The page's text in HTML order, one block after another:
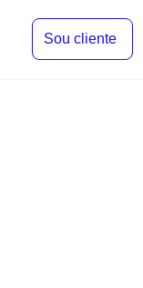
Sou cliente